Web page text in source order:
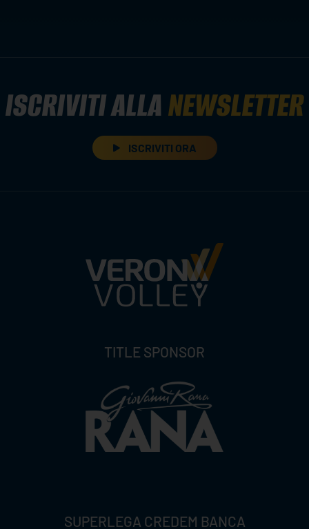
ISCRIVITI ALLANEWSLETTER
ISCRIVITI ORA
TITLE SPONSOR
SUPERLEGA CREDEM BANCA